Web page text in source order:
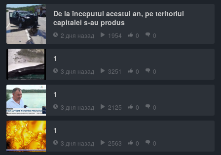
De la începutul acestui an, pe teritoriul
capitalei s-au produs
2 дня назад 1954 0 0
1
3 дня назад 3251 0 0
1
3 дня назад 2125 0 0
1
3 дня назад 2563 0 0